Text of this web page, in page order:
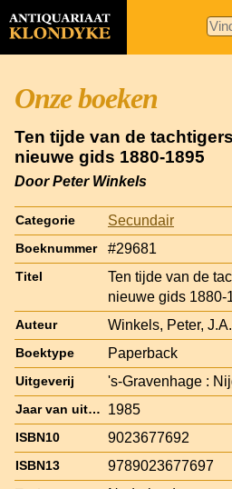
Onze boeken
Ten tijde van de
nieuwe gids 1880-1895
Door Peter Winkels
Categorie Secundair
Boeknummer #29681
Titel
Ten tijde van de
nieuwe gids 1880-
Auteur Winkels, Peter, J.A.
Boektype Paperback
Uitgeverij 's-Gravenhage :
Jaar van uitgave 1985
ISBN10 9023677692
ISBN13 9789023677697